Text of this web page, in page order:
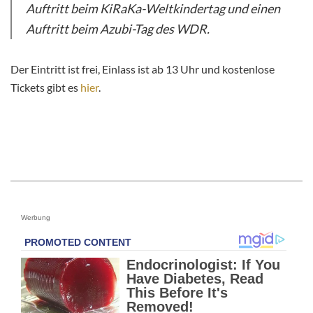
Auftritt beim KiRaKa-Weltkindertag und einen
Auftritt beim Azubi-Tag des WDR.
Der Eintritt ist frei, Einlass ist ab 13 Uhr und kostenlose
Tickets gibt es hier.
Werbung